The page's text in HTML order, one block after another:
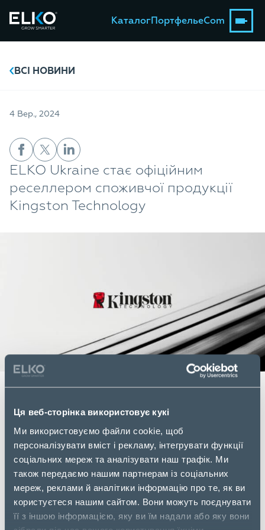
Ця веб-сторінка використовує кукі
Ми використовуємо файли cookie, щоб
персоналізувати вміст і рекламу, інтегрувати функції
соціальних мереж та аналізувати наш трафік. Ми
також передаємо нашим партнерам із соціальних
мереж, реклами й аналітики інформацію про те, як ви
користуєтеся нашим сайтом. Вони можуть поєднувати
її з іншою інформацією, яку ви їм надали або яку вони
КаталогПортфельeCom
ВСІ НОВИНИ
4 Вер., 2024
ELKO Ukraine стає офіційним
реселлером споживчої продукції
Kingston Technology
ELKO Ukraine доповнює угоду
про дистриб’юцію серверних
модулів пам’яті та SSD компанії
Kingston Technology статусом
офіційного реселлера споживчої
продукції.